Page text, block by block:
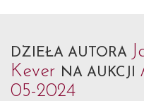
DZIEŁA AUTORA
Kever NA AUKCJI
05-2024